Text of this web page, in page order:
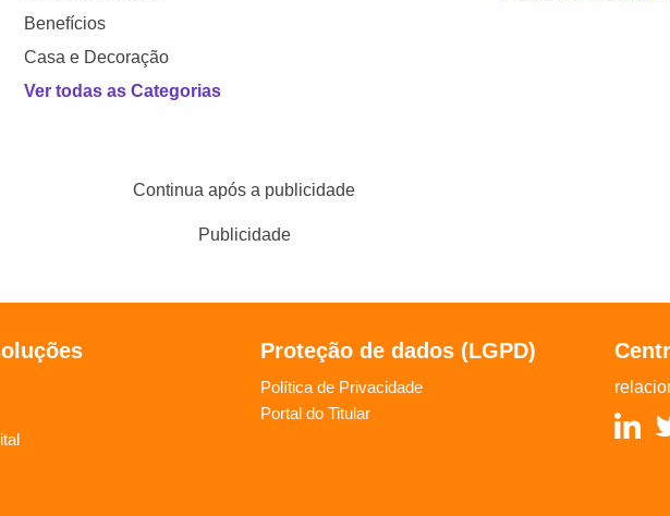
Benefícios
Casa e Decoração
Ver todas as Categorias
Continua após a publicidade
Publicidade
Proteção de dados (LGPD)
Política de Privacidade
Portal do Titular